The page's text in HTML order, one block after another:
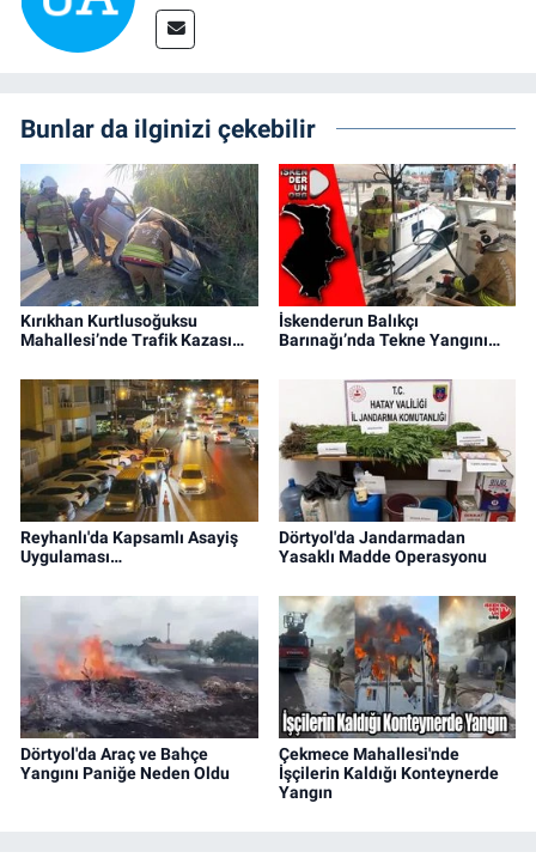
Bunlar da ilginizi çekebilir
Kırıkhan Kurtlusoğuksu
Mahallesi’nde Trafik Kazası…
İskenderun Balıkçı
Barınağı’nda Tekne Yangını…
Reyhanlı'da Kapsamlı Asayiş
Uygulaması…
Dörtyol'da Jandarmadan
Yasaklı Madde Operasyonu
Dörtyol'da Araç ve Bahçe
Yangını Paniğe Neden Oldu
Çekmece Mahallesi'nde
İşçilerin Kaldığı Konteynerde
Yangın